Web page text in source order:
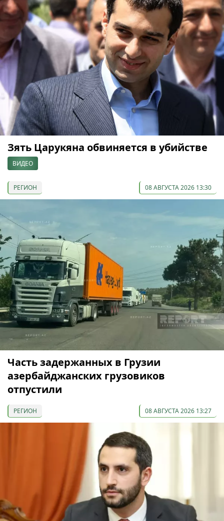
Зять Царукяна обвиняется в убийстве
ВИДЕО
РЕГИОН 08 АВГУСТА 2026 13:30
Часть задержанных в Грузии
азербайджанских грузовиков
отпустили
РЕГИОН 08 АВГУСТА 2026 13:27